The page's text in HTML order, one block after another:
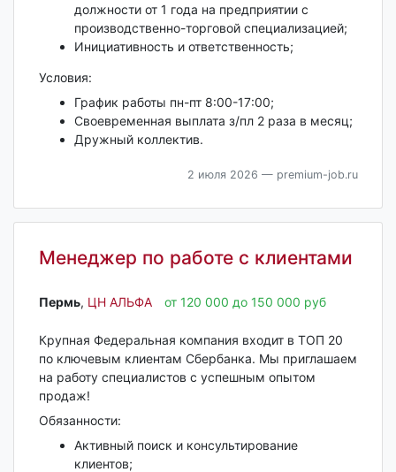
должности от 1 года на предприятии с
производственно-торговой специализацией;
Инициативность и ответственность;
Условия:
График работы пн-пт 8:00-17:00;
Своевременная выплата з/пл 2 раза в месяц;
Дружный коллектив.
2 июля 2026 — premium-job.ru
Менеджер по работе с клиентами
Пермь‎, ЦН АЛЬФА от 120 000 до 150 000 руб
Крупная Федеральная компания входит в ТОП 20
по ключевым клиентам Сбербанка. Мы приглашаем
на работу специалистов с успешным опытом
продаж!
Обязанности:
Активный поиск и консультирование
клиентов;